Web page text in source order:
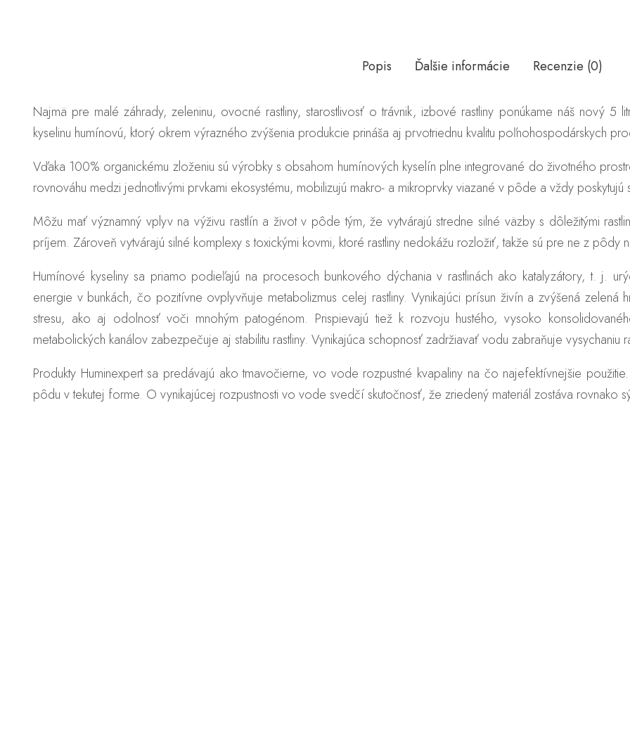
Popis Ďalšie informácie Recenzie (0)
Najmä pre malé záhrady, zeleninu, ovocné rastliny, starostlivosť o trávnik, izbové rastliny ponúkame náš nový 5
kyselinu humínovú, ktorý okrem výrazného zvýšenia produkcie prináša aj prvotriednu kvalitu poľnohospodárskych
Vďaka 100% organickému zloženiu sú výrobky s obsahom humínových kyselín plne integrované do životného
rovnováhu medzi jednotlivými prvkami ekosystému, mobilizujú makro- a mikroprvky viazané v pôde a vždy
Môžu mať významný vplyv na výživu rastlín a život v pôde tým, že vytvárajú stredne silné väzby s dôležitými
príjem. Zároveň vytvárajú silné komplexy s toxickými kovmi, ktoré rastliny nedokážu rozložiť, takže sú pre ne z pôdy
Humínové kyseliny sa priamo podieľajú na procesoch bunkového dýchania v rastlinách ako katalyzátory, t. j.
energie v bunkách, čo pozitívne ovplyvňuje metabolizmus celej rastliny. Vynikajúci prísun živín a zvýšená zelená
stresu, ako aj odolnosť voči mnohým patogénom. Prispievajú tiež k rozvoju hustého, vysoko
metabolických kanálov zabezpečuje aj stabilitu rastliny. Vynikajúca schopnosť zadržiavať vodu zabraňuje vysychaniu
Produkty Huminexpert sa predávajú ako tmavočierne, vo vode rozpustné kvapaliny na čo najefektívnejšie
pôdu v tekutej forme. O vynikajúcej rozpustnosti vo vode svedčí skutočnosť, že zriedený materiál zostáva rovnako